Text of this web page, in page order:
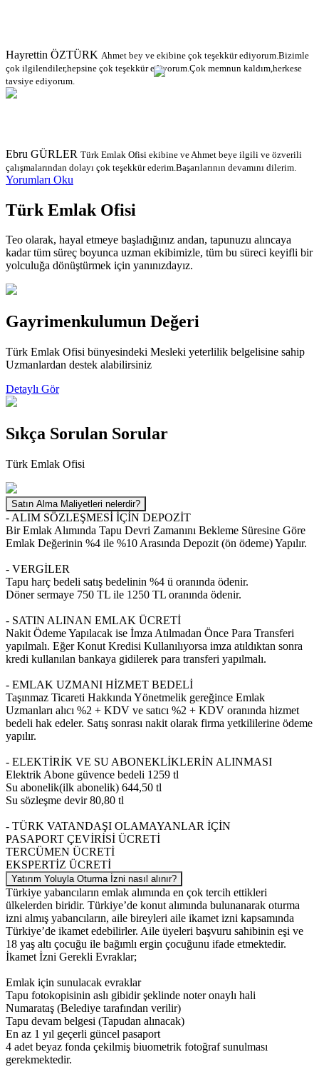
Hayrettin ÖZTÜRK Ahmet bey ve ekibine çok teşekkür ediyorum.Bizimle
çok ilgilendiler,hepsine çok teşekkür ediyorum.Çok memnun kaldım,herkese
tavsiye ediyorum.
Ebru GÜRLER Türk Emlak Ofisi ekibine ve Ahmet beye ilgili ve özverili
çalışmalarından dolayı çok teşekkür ederim.Başarılarının devamını dilerim.
Yorumları Oku
Türk Emlak Ofisi
Teo olarak, hayal etmeye başladığınız andan, tapunuzu alıncaya
kadar tüm süreç boyunca uzman ekibimizle, tüm bu süreci keyifli bir
yolculuğa dönüştürmek için yanınızdayız.
Gayrimenkulumun Değeri
Türk Emlak Ofisi bünyesindeki Mesleki yeterlilik belgelisine sahip
Uzmanlardan destek alabilirsiniz
Detaylı Gör
Sıkça Sorulan Sorular
Türk Emlak Ofisi
Satın Alma Maliyetleri nelerdir?
- ALIM SÖZLEŞMESİ İÇİN DEPOZİT
Bir Emlak Alımında Tapu Devri Zamanını Bekleme Süresine Göre
Emlak Değerinin %4 ile %10 Arasında Depozit (ön ödeme) Yapılır.
- VERGİLER
Tapu harç bedeli satış bedelinin %4 ü oranında ödenir.
Döner sermaye 750 TL ile 1250 TL oranında ödenir.
- SATIN ALINAN EMLAK ÜCRETİ
Nakit Ödeme Yapılacak ise İmza Atılmadan Önce Para Transferi
yapılmalı. Eğer Konut Kredisi Kullanılıyorsa imza atıldıktan sonra
kredi kullanılan bankaya gidilerek para transferi yapılmalı.
- EMLAK UZMANI HİZMET BEDELİ
Taşınmaz Ticareti Hakkında Yönetmelik gereğince Emlak
Uzmanları alıcı %2 + KDV ve satıcı %2 + KDV oranında hizmet
bedeli hak edeler. Satış sonrası nakit olarak firma yetkililerine ödeme
yapılır.
- ELEKTİRİK VE SU ABONEKLİKLERİN ALINMASI
Elektrik Abone güvence bedeli 1259 tl
Su abonelik(ilk abonelik) 644,50 tl
Su sözleşme devir 80,80 tl
- TÜRK VATANDAŞI OLAMAYANLAR İÇİN
PASAPORT ÇEVİRİSİ ÜCRETİ
TERCÜMEN ÜCRETİ
EKSPERTİZ ÜCRETİ
Yatırım Yoluyla Oturma İzni nasıl alınır?
Türkiye yabancıların emlak alımında en çok tercih ettikleri
ülkelerden biridir. Türkiye’de konut alımında bulunanarak oturma
izni almış yabancıların, aile bireyleri aile ikamet izni kapsamında
Türkiye’de ikamet edebilirler. Aile üyeleri başvuru sahibinin eşi ve
18 yaş altı çocuğu ile bağımlı ergin çocuğunu ifade etmektedir.
İkamet İzni Gerekli Evraklar;
Emlak için sunulacak evraklar
Tapu fotokopisinin aslı gibidir şeklinde noter onaylı hali
Numarataş (Belediye tarafından verilir)
Tapu devam belgesi (Tapudan alınacak)
En az 1 yıl geçerli güncel pasaport
4 adet beyaz fonda çekilmiş biuometrik fotoğraf sunulması
gerekmektedir.